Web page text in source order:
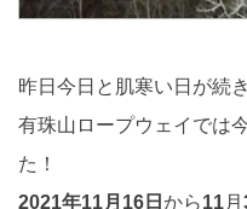
昨日今日と肌寒い日が続
有珠山ロープウェイでは
た！
2021年11月16日 から11月